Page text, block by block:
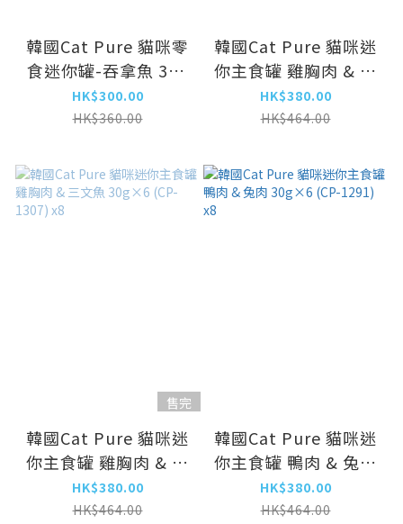
韓國Cat Pure 貓咪零
食迷你罐-吞拿魚 30g
x 6 (CP-1635) x8
HK$300.00
HK$360.00
韓國Cat Pure 貓咪迷
你主食罐 雞胸肉 & 鵪
鶉 & 牛肉 30g×6
(CP-1314) x8
HK$380.00
HK$464.00
售完
韓國Cat Pure 貓咪迷
你主食罐 雞胸肉 & 三
文魚 30g×6 (CP-
1307) x8
HK$380.00
HK$464.00
韓國Cat Pure 貓咪迷
你主食罐 鴨肉 & 兔肉
30g×6 (CP-1291) x8
HK$380.00
HK$464.00